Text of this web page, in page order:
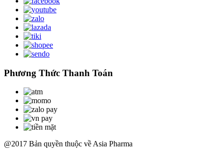
Phương Thức Thanh Toán
@2017 Bản quyền thuộc về Asia Pharma